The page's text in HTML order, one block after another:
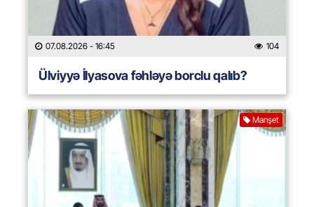
07.08.2026 - 16:45 104
Ülviyyə İlyasova fəhləyə borclu qalıb?
Manşet